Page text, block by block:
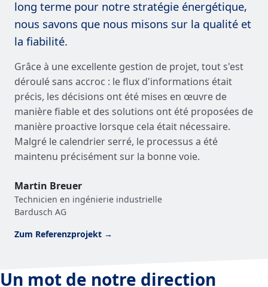
long terme pour notre stratégie énergétique,
nous savons que nous misons sur la qualité et
la fiabilité.
Grâce à une excellente gestion de projet, tout s'est
déroulé sans accroc : le flux d'informations était
précis, les décisions ont été mises en œuvre de
manière fiable et des solutions ont été proposées de
manière proactive lorsque cela était nécessaire.
Malgré le calendrier serré, le processus a été
maintenu précisément sur la bonne voie.
Martin Breuer
Technicien en ingénierie industrielle
Bardusch AG
Zum Referenzprojekt →
Un mot de notre direction